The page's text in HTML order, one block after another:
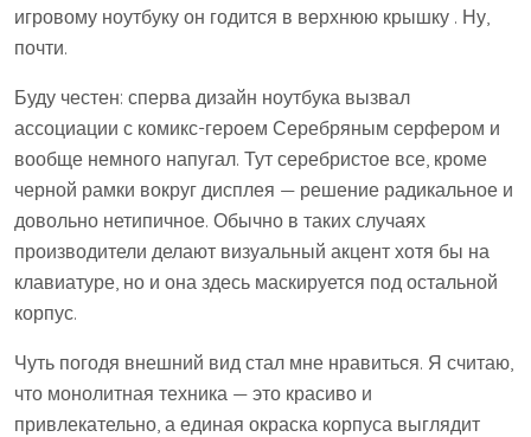
игровому ноутбуку он годится в верхнюю крышку . Ну,
почти.
Буду честен: сперва дизайн ноутбука вызвал
ассоциации с комикс-героем Серебряным серфером и
вообще немного напугал. Тут серебристое все, кроме
черной рамки вокруг дисплея — решение радикальное и
довольно нетипичное. Обычно в таких случаях
производители делают визуальный акцент хотя бы на
клавиатуре, но и она здесь маскируется под остальной
корпус.
Чуть погодя внешний вид стал мне нравиться. Я считаю,
что монолитная техника — это красиво и
привлекательно, а единая окраска корпуса выглядит